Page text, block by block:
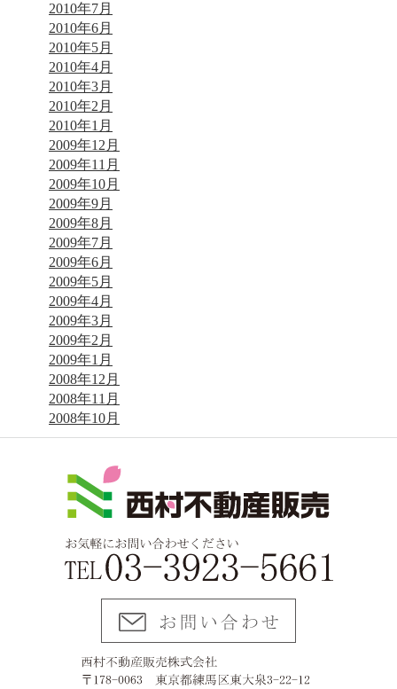
2010年7月
2010年6月
2010年5月
2010年4月
2010年3月
2010年2月
2010年1月
2009年12月
2009年11月
2009年10月
2009年9月
2009年8月
2009年7月
2009年6月
2009年5月
2009年4月
2009年3月
2009年2月
2009年1月
2008年12月
2008年11月
2008年10月